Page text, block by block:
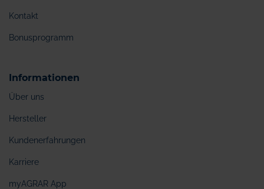
Kontakt
Bonusprogramm
Informationen
Über uns
Hersteller
Kundenerfahrungen
Karriere
myAGRAR App